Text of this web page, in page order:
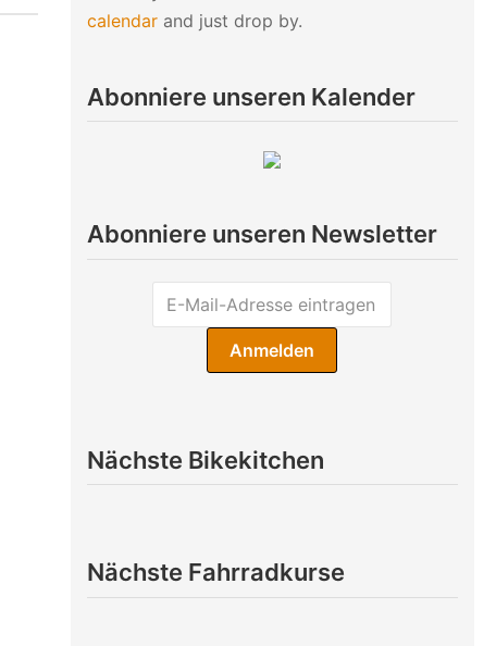
calendarand just drop by.
Abonniere unseren Kalender
Abonniere unseren Newsletter
Nächste Bikekitchen
Nächste Fahrradkurse